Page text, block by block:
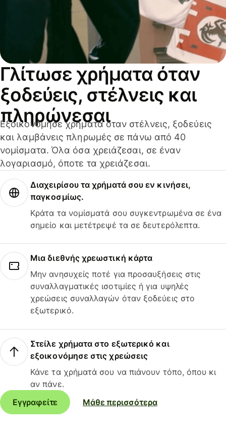
Γλίτωσε χρήματα όταν
ξοδεύεις, στέλνεις και
πληρώνεσαι
Εξοικονόμησε χρήματα όταν στέλνεις, ξοδεύεις
και λαμβάνεις πληρωμές σε πάνω από 40
νομίσματα. Όλα όσα χρειάζεσαι, σε έναν
λογαριασμό, όποτε τα χρειάζεσαι.
Διαχειρίσου τα χρήματά σου εν κινήσει,
παγκοσμίως.
Κράτα τα νομίσματά σου συγκεντρωμένα σε ένα
σημείο και μετέτρεψέ τα σε δευτερόλεπτα.
Μια διεθνής χρεωστική κάρτα
Μην ανησυχείς ποτέ για προσαυξήσεις στις
συναλλαγματικές ισοτιμίες ή για υψηλές
χρεώσεις συναλλαγών όταν ξοδεύεις στο
εξωτερικό.
Στείλε χρήματα στο εξωτερικό και
εξοικονόμησε στις χρεώσεις
Κάνε τα χρήματά σου να πιάνουν τόπο, όπου κι
αν πάνε.
Εγγραφείτε
Μάθε περισσότερα